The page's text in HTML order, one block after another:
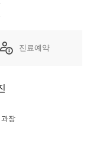
진료예약
과장